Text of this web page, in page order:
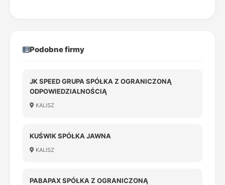
Podobne firmy
JK SPEED GRUPA SPÓŁKA Z OGRANICZONĄ
ODPOWIEDZIALNOŚCIĄ
KALISZ
KUŚWIK SPÓŁKA JAWNA
KALISZ
PABAPAX SPÓŁKA Z OGRANICZONĄ